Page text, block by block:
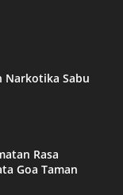
Narkotika Sabu
Rasa
Goa Taman